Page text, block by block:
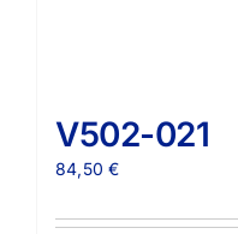
V502-021
84,50€